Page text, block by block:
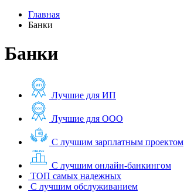
Главная
Банки
Банки
Лучшие для ИП
Лучшие для ООО
С лучшим зарплатным проектом
С лучшим онлайн-банкингом
ТОП самых надежных
С лучшим обслуживанием